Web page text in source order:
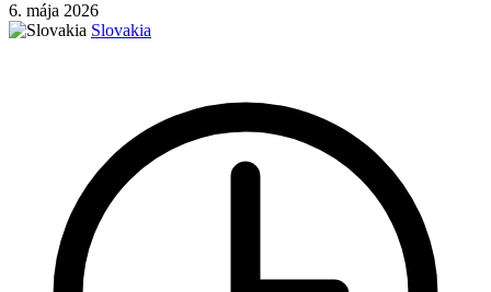
6. mája 2026
Slovakia